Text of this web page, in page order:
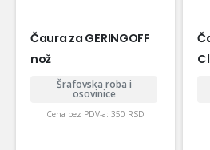
Čaura za GERINGOFF
nož
Šrafovska roba i
osovinice
Cena bez PDV-a: 350 RSD